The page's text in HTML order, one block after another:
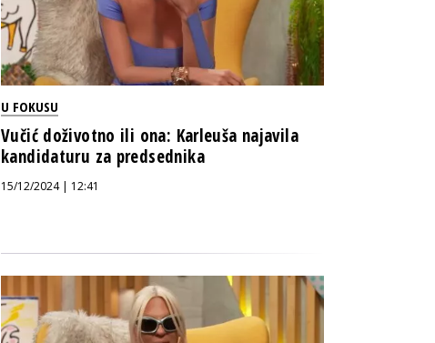
U FOKUSU
Vučić doživotno ili ona: Karleuša najavila
kandidaturu za predsednika
15/12/2024 | 12:41